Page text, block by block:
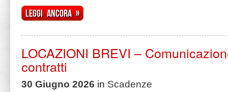
Leggi ancora »
LOCAZIONI BREVI –
contratti
30 Giugno 2026 in Scadenze